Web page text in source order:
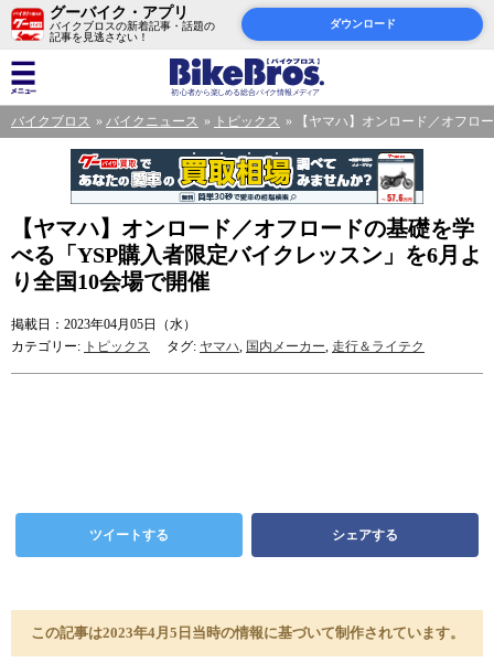
グーバイク・アプリ
バイクブロスの新着記事・話題の
記事を見逃さない！
ダウンロード
バイクブロス バイクニュース トピックス 【ヤマハ】オンロード／オフロ
【ヤマハ】オンロード／オフロードの基礎を学
べる「YSP購入者限定バイクレッスン」を6月よ
り全国10会場で開催
掲載日：2023年04月05日（水）
カテゴリー: トピックス タグ: ヤマハ, 国内メーカー, 走行＆ライテク
ツイートする シェアする
この記事は2023年4月5日当時の情報に基づいて制作されています。